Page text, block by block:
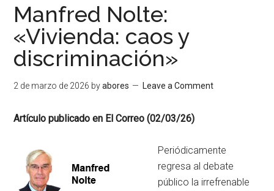
Manfred Nolte:
«Vivienda: caos y
discriminación»
2 de marzo de 2026 byabores Leave a Comment
Artículo publicado en El Correo (02/03/26)
Periódicamente
regresa al debate
público la irrefrenable